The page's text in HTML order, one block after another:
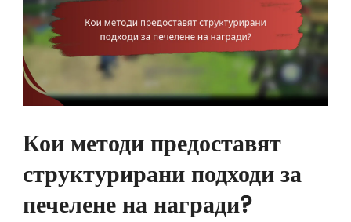
Кои методи предоставят
структурирани подходи за
печелене на награди?